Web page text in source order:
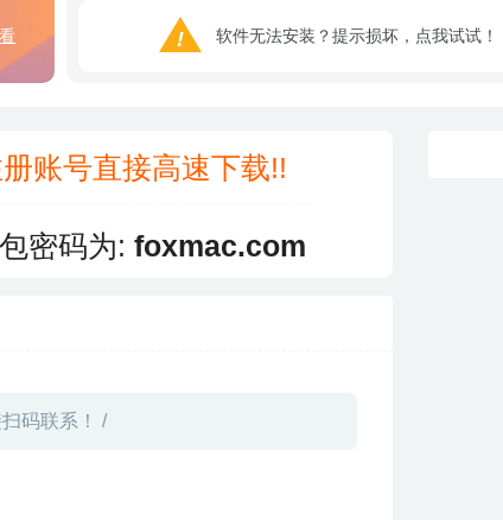
软件无法安装？提示损坏，点我试试！
账号直接高速下载!!
密码为: foxmac.com
码联系！ /